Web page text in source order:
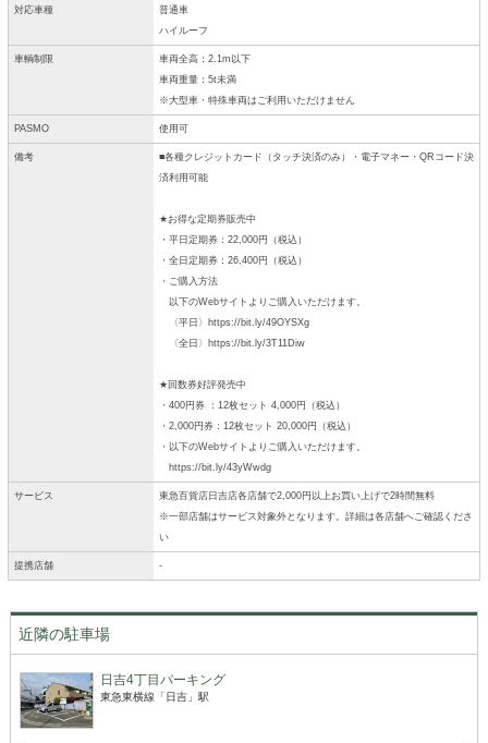
対応車種
普通車
ハイルーフ
車輌制限
車両全高：2.1m以下
車両重量：5t未満
※大型車・特殊車両はご利用いただけません
PASMO 使用可
備考
■各種クレジットカード（タッチ決済のみ）・電子マネー・QRコード決
済利用可能
★お得な定期券販売中
・平日定期券：22,000円（税込）
・全日定期券：26,400円（税込）
・ご購入方法
以下のWebサイトよりご購入いただけます。
〈平日〉https://bit.ly/49OYSXg
〈全日〉https://bit.ly/3T11Diw
★回数券好評発売中
・400円券 ：12枚セット 4,000円（税込）
・2,000円券：12枚セット 20,000円（税込）
・以下のWebサイトよりご購入いただけます。
https://bit.ly/43yWwdg
サービス
東急百貨店日吉店各店舗で2,000円以上お買い上げで2時間無料
※一部店舗はサービス対象外となります。詳細は各店舗へご確認くださ
い
提携店舗 -
近隣の駐車場
日吉4丁目パーキング
東急東横線「日吉」駅